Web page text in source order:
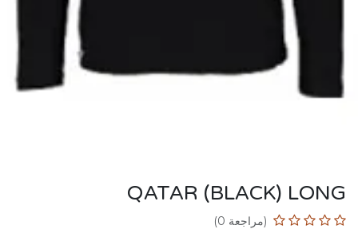
QATAR (BLACK) LONG
(مراجعة 0)